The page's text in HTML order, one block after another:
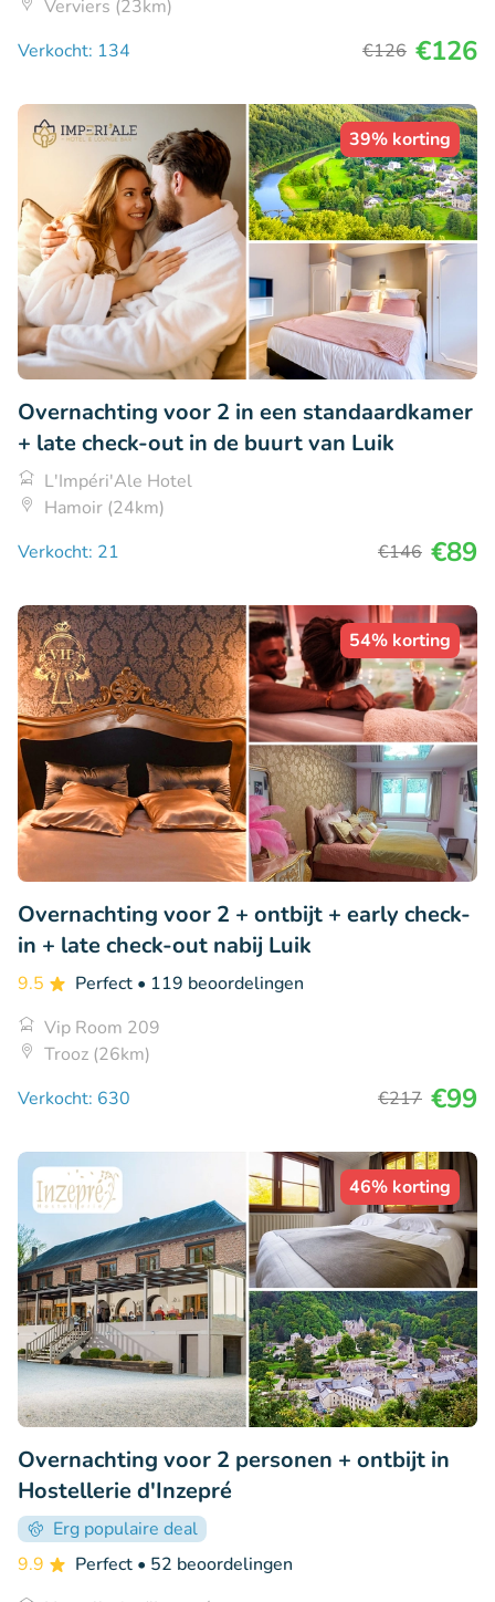
Verviers (23km)
Verkocht: 134
€126 €126
39% korting
Overnachting voor 2 in een standaardkamer
+ late check-out in de buurt van Luik
L'Impéri'Ale Hotel
Hamoir (24km)
Verkocht: 21
€146 €89
54% korting
Overnachting voor 2 + ontbijt + early check-
in + late check-out nabij Luik
9.5 Perfect • 119 beoordelingen
Vip Room 209
Trooz (26km)
Verkocht: 630
€217 €99
46% korting
Overnachting voor 2 personen + ontbijt in
Hostellerie d'Inzepré
Erg populaire deal
9.9
Perfect • 52 beoordelingen